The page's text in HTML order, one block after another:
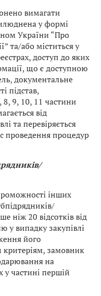
вимагати
у формі
України “Про
та/або міститься у
доступ до яких
що є доступною
документальне
підстав,
9, 10, 11 частини
від
та перевіряється
проведення процедур
інших
ніж 20 відсотків від
у випадку закупівлі
його
критеріям, замовник
на
у частині першій